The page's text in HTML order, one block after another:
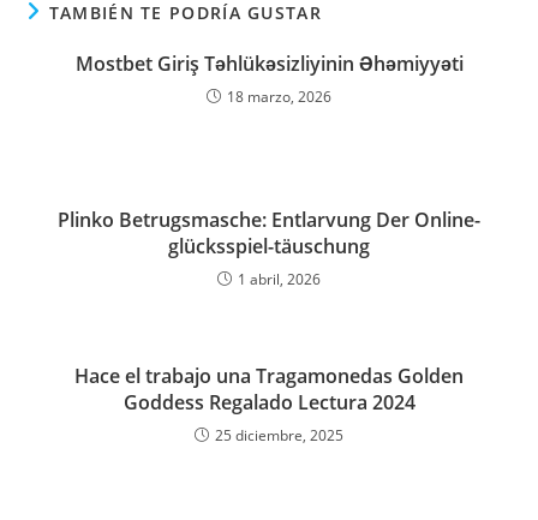
TAMBIÉN TE PODRÍA GUSTAR
Mostbet Giriş Təhlükəsizliyinin Əhəmiyyəti
18 marzo, 2026
Plinko Betrugsmasche: Entlarvung Der Online-
glücksspiel-täuschung
1 abril, 2026
Hace el trabajo una Tragamonedas Golden
Goddess Regalado Lectura 2024
25 diciembre, 2025